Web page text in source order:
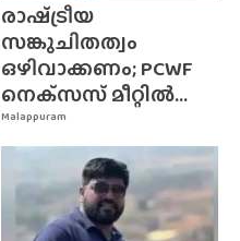
Malappuram
രാഷ്‌ട്രീയ
സങ്കുചിതത്വം
ഒഴിവാക്കണം; PCWF
നെക്‌സസ്‌ മീറ്റിൽ...